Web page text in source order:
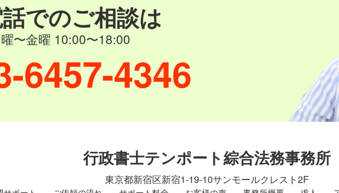
でのご相談は
〜金曜 10:00〜18:00
6457-4346
行政書士テンポート綜合法務事務所
東京都新宿区新宿1-19-10サンモールクレスト2F